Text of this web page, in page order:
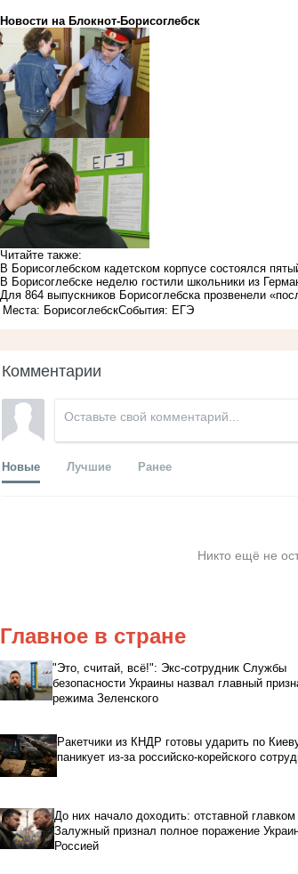
Новости на Блoкнoт-Борисоглебск
Читайте также:
В Борисоглебском кадетском корпусе состоялся
В Борисоглебске неделю гостили школьники из
Для 864 выпускников Борисоглебска прозвенели
Места: БорисоглебскСобытия: ЕГЭ
Комментарии
Новые Лучшие Ранее
Никто ещё не
Главное в стране
"Это, считай, всё!": Экс-сотрудник Службы
безопасности Украины назвал главный
режима Зеленского
Ракетчики из КНДР готовы ударить по
паникует из-за российско-корейского
До них начало доходить: отставной
Залужный признал полное поражение
Россией